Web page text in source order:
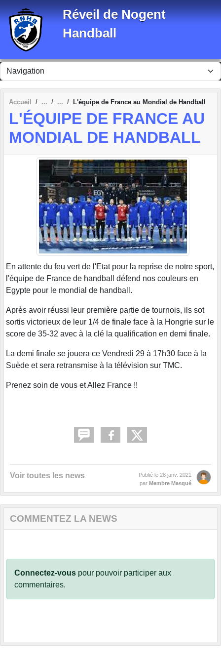
Réveil de Nogent
Handball
Accueil L'équipe de France au Mondial de Handball
L'ÉQUIPE DE FRANCE AU
MONDIAL DE HANDBALL
En attente du feu vert de l'Etat pour la reprise de notre sport,
l'équipe de France de handball défend nos couleurs en
Egypte pour le mondial de handball.
Après avoir réussi leur première partie de tournois, ils sot
sortis victorieux de leur 1/4 de finale face à la Hongrie sur le
score de 35-32 avec à la clé la qualification en demi finale.
La demi finale se jouera ce Vendredi 29 à 17h30 face à la
Suède et sera retransmise à la télévision sur TMC.
Prenez soin de vous et Allez France !!
Voir toutes les news Publié le 28 janv. 2021
par Membre Masqué
COMMENTEZ LA NEWS
Connectez-vous pour pouvoir participer aux
commentaires.